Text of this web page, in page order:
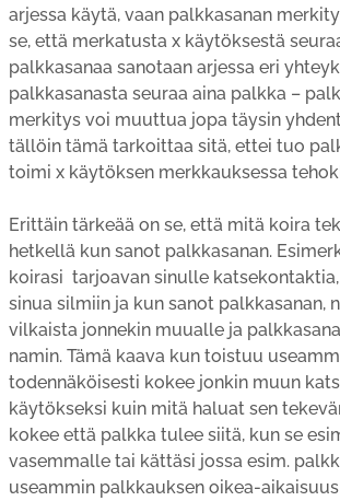
arjessa käytä, vaan palkkasanan
se, että merkatusta x käytöksestä
palkkasanaa sanotaan arjessa eri
palkkasanasta seuraa aina palkka –
merkitys voi muuttua jopa täysin
tällöin tämä tarkoittaa sitä, ettei tuo
toimi x käytöksen merkkauksessa
Erittäin tärkeää on se, että mitä koira
hetkellä kun sanot palkkasanan.
koirasi tarjoavan sinulle
sinua silmiin ja kun sanot palkkasanan,
vilkaista jonnekin muualle ja
namin. Tämä kaava kun toistuu
todennäköisesti kokee jonkin muun
käytökseksi kuin mitä haluat sen
kokee että palkka tulee siitä, kun se
vasemmalle tai kättäsi jossa esim.
useammin palkkauksen oikea-